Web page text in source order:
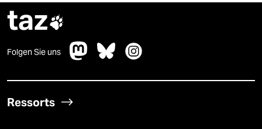
taz
Folgen Sie uns
Ressorts